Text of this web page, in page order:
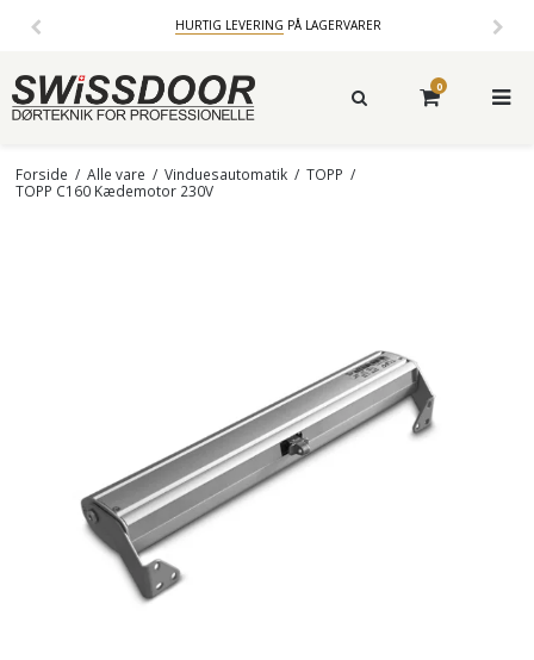
HURTIG LEVERING PÅ LAGERVARER
0
Forside / Alle vare / Vinduesautomatik / TOPP /
TOPP C160 Kædemotor 230V